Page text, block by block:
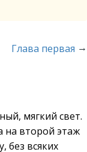
Глава первая →
мягкий свет.
на второй этаж
без всяких